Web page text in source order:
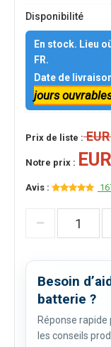
Disponibilité
En stock. Lieu
FR.
Date de
jours
Prix de liste :
Notre prix :
Avis :
Besoin
batterie ?
Réponse
les conseils